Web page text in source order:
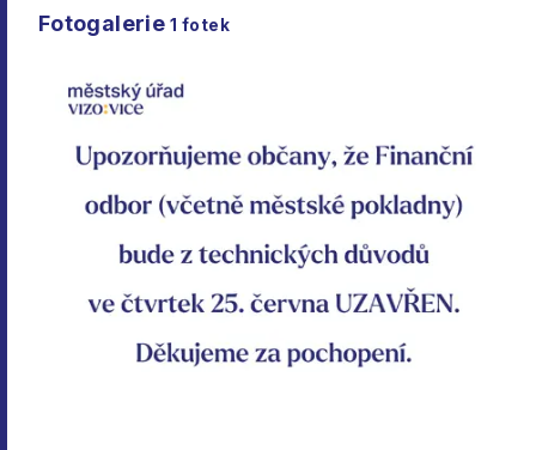
Fotogalerie1 fotek